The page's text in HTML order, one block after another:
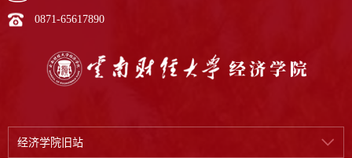
0871-65617890
经济学院旧站